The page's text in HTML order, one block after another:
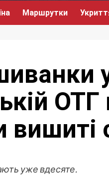
Маршрутки
вишиті
уже вдесяте.